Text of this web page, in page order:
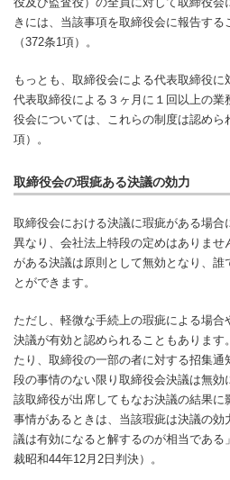
きには、当該事項を取締役会に報告す
（372条1項）。
もっとも、取締役会による代表取締役に
代表取締役による３ヶ月に１回以上の
役会については、これらの制度は認めら
項）。
取締役会の瑕疵ある決議の効力
取締役会における決議に瑕疵がある場合
異なり、会社法上特段の定めはありま
がある決議は原則として無効となり、誰
とができます。
ただし、軽微な手続上の瑕疵による場
決議が有効と認められることもあります
たり、取締役の一部の者に対する招集
段の事情のない限り取締役会決議は無効
該取締役が出席してもなお決議の結果
事情があるときは、当該瑕疵は決議の
議は有効になると解するのが相当であ
裁昭和44年12月2日判決）。